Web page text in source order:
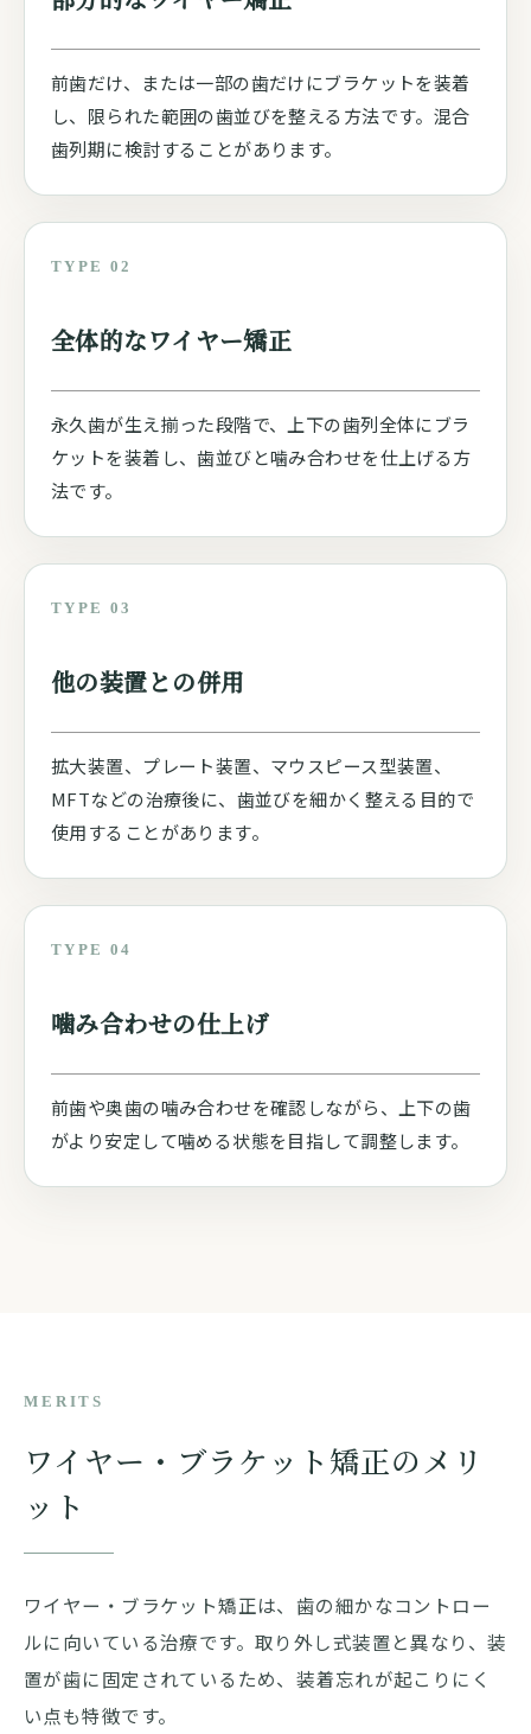
前歯だけ、または一部の歯だけにブラケットを装着
し、限られた範囲の歯並びを整える方法です。混合
歯列期に検討することがあります。
TYPE 02
全体的なワイヤー矯正
永久歯が生え揃った段階で、上下の歯列全体にブラ
ケットを装着し、歯並びと噛み合わせを仕上げる方
法です。
TYPE 03
他の装置との併用
拡大装置、プレート装置、マウスピース型装置、
MFTなどの治療後に、歯並びを細かく整える目的で
使用することがあります。
TYPE 04
噛み合わせの仕上げ
前歯や奥歯の噛み合わせを確認しながら、上下の歯
がより安定して噛める状態を目指して調整します。
MERITS
ワイヤー・ブラケット矯正のメリ
ット
ワイヤー・ブラケット矯正は、歯の細かなコントロー
ルに向いている治療です。取り外し式装置と異なり、装
置が歯に固定されているため、装着忘れが起こりにく
い点も特徴です。